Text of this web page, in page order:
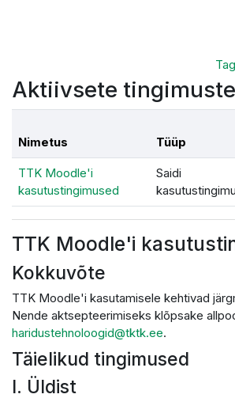
Aktiivsete
Nimetus Tüüp
TTK Moodle'i
kasutustingimused
Saidi
TTK Moodle'i
Kokkuvõte
TTK Moodle'i kasutamisele kehtivad
Nende aktsepteerimiseks klõpsake
haridustehnoloogid@tktk.ee.
Täielikud tingimused
I. Üldist